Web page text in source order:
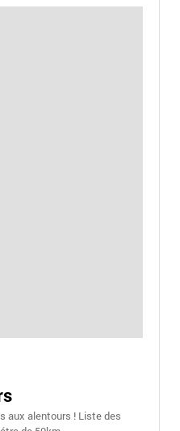
aux alentours ! Liste des